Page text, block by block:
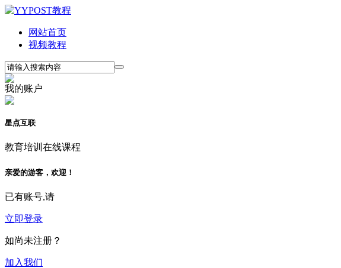
网站首页
视频教程
我的账户
星点互联
教育培训在线课程
亲爱的游客，欢迎！
已有账号,请
立即登录
如尚未注册？
加入我们